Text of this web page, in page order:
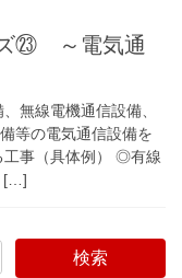
㉓ ～電気通
無線電機通信設備、
等の電気通信設備を
工事（具体例） ◎有線
[…]
検索